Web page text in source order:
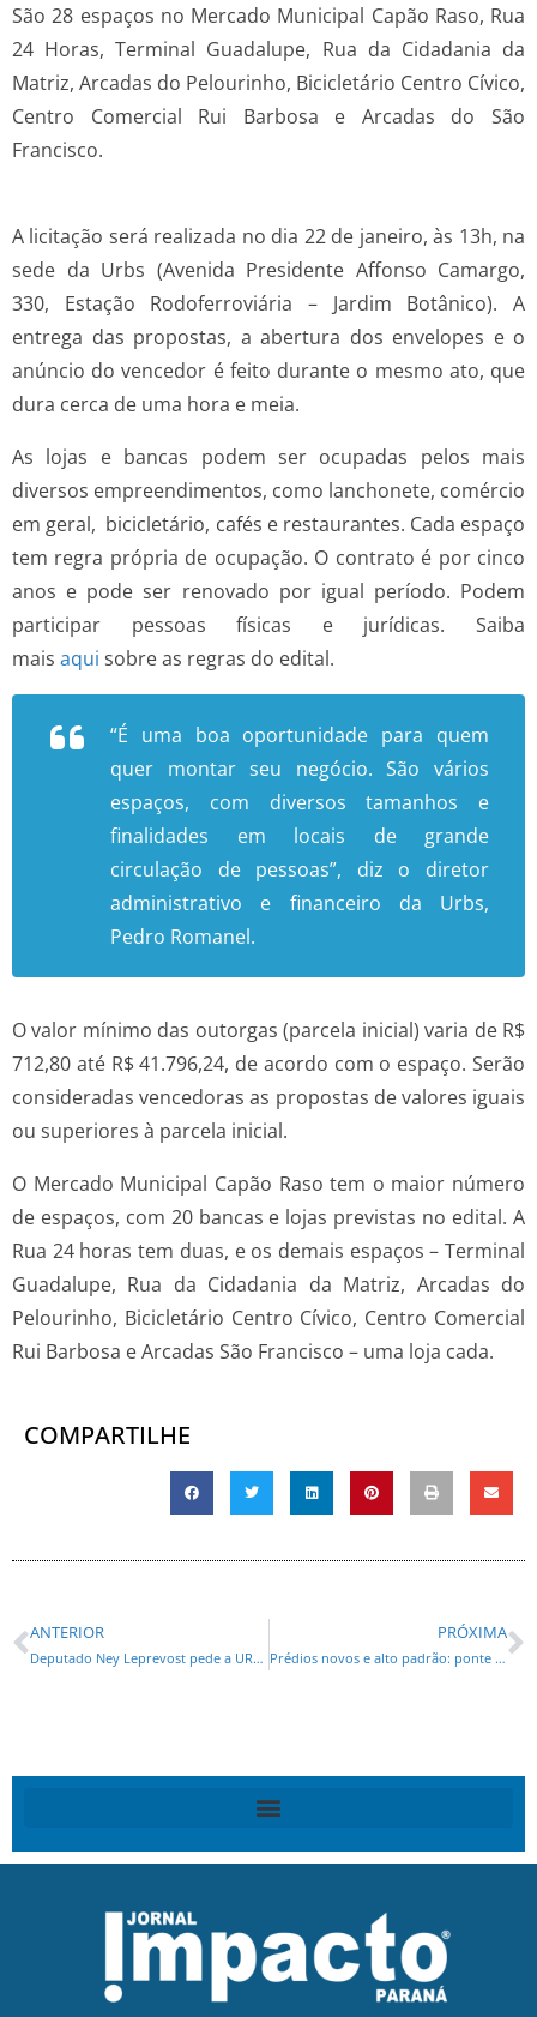
São 28 espaços no Mercado Municipal Capão Raso, Rua
24 Horas, Terminal Guadalupe, Rua da Cidadania da
Matriz, Arcadas do Pelourinho, Bicicletário Centro Cívico,
Centro Comercial Rui Barbosa e Arcadas do São
Francisco.
A licitação será realizada no dia 22 de janeiro, às 13h, na
sede da Urbs (Avenida Presidente Affonso Camargo,
330, Estação Rodoferroviária – Jardim Botânico). A
entrega das propostas, a abertura dos envelopes e o
anúncio do vencedor é feito durante o mesmo ato, que
dura cerca de uma hora e meia.
As lojas e bancas podem ser ocupadas pelos mais
diversos empreendimentos, como lanchonete, comércio
em geral, bicicletário, cafés e restaurantes. Cada espaço
tem regra própria de ocupação. O contrato é por cinco
anos e pode ser renovado por igual período. Podem
participar pessoas físicas e jurídicas. Saiba
mais aqui sobre as regras do edital.
“É uma boa oportunidade para quem
quer montar seu negócio. São vários
espaços, com diversos tamanhos e
finalidades em locais de grande
circulação de pessoas”, diz o diretor
administrativo e financeiro da Urbs,
Pedro Romanel.
O valor mínimo das outorgas (parcela inicial) varia de R$
712,80 até R$ 41.796,24, de acordo com o espaço. Serão
consideradas vencedoras as propostas de valores iguais
ou superiores à parcela inicial.
O Mercado Municipal Capão Raso tem o maior número
de espaços, com 20 bancas e lojas previstas no edital. A
Rua 24 horas tem duas, e os demais espaços – Terminal
Guadalupe, Rua da Cidadania da Matriz, Arcadas do
Pelourinho, Bicicletário Centro Cívico, Centro Comercial
Rui Barbosa e Arcadas São Francisco – uma loja cada.
COMPARTILHE
ANTERIOR
Deputado Ney Leprevost pede a URBS reativação da Linha de Ônibus Interhospitais idealizada por inspiração da Irmã Glaci
PRÓXIMA
Prédios novos e alto padrão: ponte impulsiona setor imobiliário em Guaratuba